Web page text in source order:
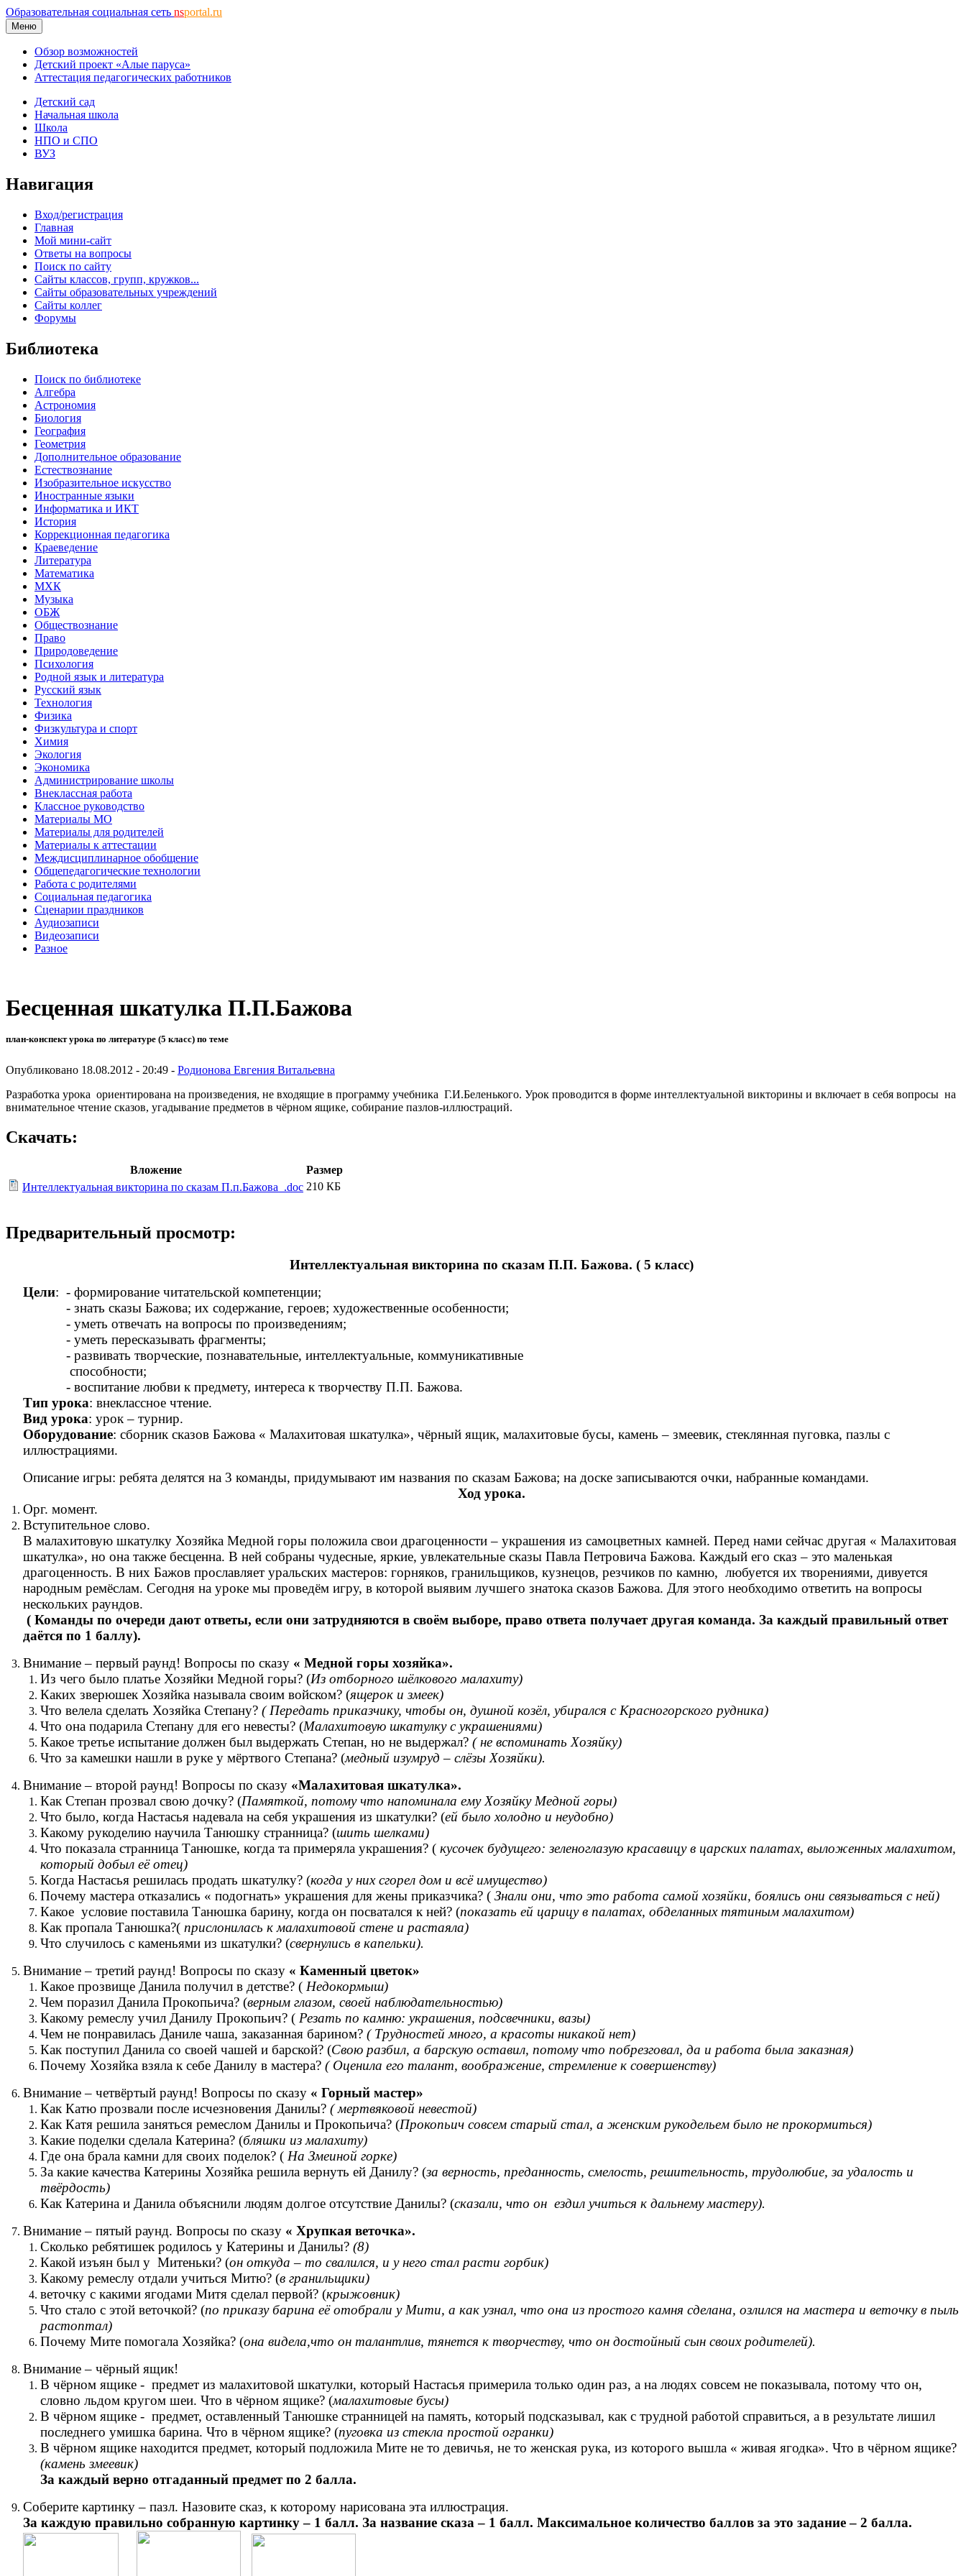
Образовательная социальная сеть nsportal.ru
Меню
Обзор возможностей
Детский проект «Алые паруса»
Аттестация педагогических работников
Детский сад
Начальная школа
Школа
НПО и СПО
ВУЗ
Навигация
Вход/регистрация
Главная
Мой мини-сайт
Ответы на вопросы
Поиск по сайту
Сайты классов, групп, кружков...
Сайты образовательных учреждений
Сайты коллег
Форумы
Библиотека
Поиск по библиотеке
Алгебра
Астрономия
Биология
География
Геометрия
Дополнительное образование
Естествознание
Изобразительное искусство
Иностранные языки
Информатика и ИКТ
История
Коррекционная педагогика
Краеведение
Литература
Математика
МХК
Музыка
ОБЖ
Обществознание
Право
Природоведение
Психология
Родной язык и литература
Русский язык
Технология
Физика
Физкультура и спорт
Химия
Экология
Экономика
Администрирование школы
Внеклассная работа
Классное руководство
Материалы МО
Материалы для родителей
Материалы к аттестации
Междисциплинарное обобщение
Общепедагогические технологии
Работа с родителями
Социальная педагогика
Сценарии праздников
Аудиозаписи
Видеозаписи
Разное
Бесценная шкатулка П.П.Бажова
план-конспект урока по литературе (5 класс) по теме
Опубликовано 18.08.2012 - 20:49 - Родионова Евгения Витальевна
Разработка урока ориентирована на произведения, не входящие в программу учебника Г.И.Беленького. Урок проводится в форме интеллектуальной викторины и включает в себя вопросы на
внимательное чтение сказов, угадывание предметов в чёрном ящике, собирание пазлов-иллюстраций.
Скачать:
Вложение
Размер
Интеллектуальная викторина по сказам П.п.Бажова_.doc 210 КБ
Предварительный просмотр:
Интеллектуальная викторина по сказам П.П. Бажова. ( 5 класс)
Цели: - формирование читательской компетенции;
- знать сказы Бажова; их содержание, героев; художественные особенности;
- уметь отвечать на вопросы по произведениям;
- уметь пересказывать фрагменты;
- развивать творческие, познавательные, интеллектуальные, коммуникативные
способности;
- воспитание любви к предмету, интереса к творчеству П.П. Бажова.
Тип урока: внеклассное чтение.
Вид урока: урок – турнир.
Оборудование: сборник сказов Бажова « Малахитовая шкатулка», чёрный ящик, малахитовые бусы, камень – змеевик, стеклянная пуговка, пазлы с
иллюстрациями.
Описание игры: ребята делятся на 3 команды, придумывают им названия по сказам Бажова; на доске записываются очки, набранные командами.
Ход урока.
Орг. момент.
Вступительное слово.
В малахитовую шкатулку Хозяйка Медной горы положила свои драгоценности – украшения из самоцветных камней. Перед нами сейчас другая « Малахитовая
шкатулка», но она также бесценна. В ней собраны чудесные, яркие, увлекательные сказы Павла Петровича Бажова. Каждый его сказ – это маленькая
драгоценность. В них Бажов прославляет уральских мастеров: горняков, гранильщиков, кузнецов, резчиков по камню, любуется их творениями, дивуется
народным ремёслам. Сегодня на уроке мы проведём игру, в которой выявим лучшего знатока сказов Бажова. Для этого необходимо ответить на вопросы
нескольких раундов.
( Команды по очереди дают ответы, если они затрудняются в своём выборе, право ответа получает другая команда. За каждый правильный ответ
даётся по 1 баллу).
Внимание – первый раунд! Вопросы по сказу « Медной горы хозяйка».
Из чего было платье Хозяйки Медной горы? (Из отборного шёлкового малахиту)
Каких зверюшек Хозяйка называла своим войском? (ящерок и змеек)
Что велела сделать Хозяйка Степану? ( Передать приказчику, чтобы он, душной козёл, убирался с Красногорского рудника)
Что она подарила Степану для его невесты? (Малахитовую шкатулку с украшениями)
Какое третье испытание должен был выдержать Степан, но не выдержал? ( не вспоминать Хозяйку)
Что за камешки нашли в руке у мёртвого Степана? (медный изумруд – слёзы Хозяйки).
Внимание – второй раунд! Вопросы по сказу «Малахитовая шкатулка».
Как Степан прозвал свою дочку? (Памяткой, потому что напоминала ему Хозяйку Медной горы)
Что было, когда Настасья надевала на себя украшения из шкатулки? (ей было холодно и неудобно)
Какому рукоделию научила Танюшку странница? (шить шелками)
Что показала странница Танюшке, когда та примеряла украшения? ( кусочек будущего: зеленоглазую красавицу в царских палатах, выложенных малахитом,
который добыл её отец)
Когда Настасья решилась продать шкатулку? (когда у них сгорел дом и всё имущество)
Почему мастера отказались « подогнать» украшения для жены приказчика? ( Знали они, что это работа самой хозяйки, боялись они связываться с ней)
Какое условие поставила Танюшка барину, когда он посватался к ней? (показать ей царицу в палатах, обделанных тятиным малахитом)
Как пропала Танюшка?( прислонилась к малахитовой стене и растаяла)
Что случилось с каменьями из шкатулки? (свернулись в капельки).
Внимание – третий раунд! Вопросы по сказу « Каменный цветок»
Какое прозвище Данила получил в детстве? ( Недокормыш)
Чем поразил Данила Прокопьича? (верным глазом, своей наблюдательностью)
Какому ремеслу учил Данилу Прокопьич? ( Резать по камню: украшения, подсвечники, вазы)
Чем не понравилась Даниле чаша, заказанная барином? ( Трудностей много, а красоты никакой нет)
Как поступил Данила со своей чашей и барской? (Свою разбил, а барскую оставил, потому что побрезговал, да и работа была заказная)
Почему Хозяйка взяла к себе Данилу в мастера? ( Оценила его талант, воображение, стремление к совершенству)
Внимание – четвёртый раунд! Вопросы по сказу « Горный мастер»
Как Катю прозвали после исчезновения Данилы? ( мертвяковой невестой)
Как Катя решила заняться ремеслом Данилы и Прокопьича? (Прокопьич совсем старый стал, а женским рукодельем было не прокормиться)
Какие поделки сделала Катерина? (бляшки из малахиту)
Где она брала камни для своих поделок? ( На Змеиной горке)
За какие качества Катерины Хозяйка решила вернуть ей Данилу? (за верность, преданность, смелость, решительность, трудолюбие, за удалость и
твёрдость)
Как Катерина и Данила объяснили людям долгое отсутствие Данилы? (сказали, что он ездил учиться к дальнему мастеру).
Внимание – пятый раунд. Вопросы по сказу « Хрупкая веточка».
Сколько ребятишек родилось у Катерины и Данилы? (8)
Какой изъян был у Митеньки? (он откуда – то свалился, и у него стал расти горбик)
Какому ремеслу отдали учиться Митю? (в гранильщики)
веточку с какими ягодами Митя сделал первой? (крыжовник)
Что стало с этой веточкой? (по приказу барина её отобрали у Мити, а как узнал, что она из простого камня сделана, озлился на мастера и веточку в пыль
растоптал)
Почему Мите помогала Хозяйка? (она видела,что он талантлив, тянется к творчеству, что он достойный сын своих родителей).
Внимание – чёрный ящик!
В чёрном ящике - предмет из малахитовой шкатулки, который Настасья примерила только один раз, а на людях совсем не показывала, потому что он,
словно льдом кругом шеи. Что в чёрном ящике? (малахитовые бусы)
В чёрном ящике - предмет, оставленный Танюшке странницей на память, который подсказывал, как с трудной работой справиться, а в результате лишил
последнего умишка барина. Что в чёрном ящике? (пуговка из стекла простой огранки)
В чёрном ящике находится предмет, который подложила Мите не то девичья, не то женская рука, из которого вышла « живая ягодка». Что в чёрном ящике?
(камень змеевик)
За каждый верно отгаданный предмет по 2 балла.
Соберите картинку – пазл. Назовите сказ, к которому нарисована эта иллюстрация.
За каждую правильно собранную картинку – 1 балл. За название сказа – 1 балл. Максимальное количество баллов за это задание – 2 балла.